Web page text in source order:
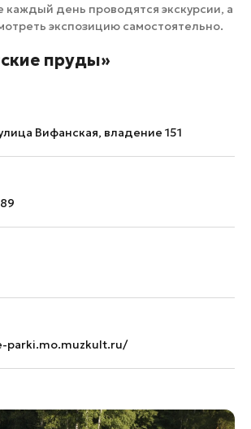
каждый день проводятся экскурсии, а
экспозицию самостоятельно.
пруды»
Вифанская, владение 151
parki.mo.muzkult.ru/